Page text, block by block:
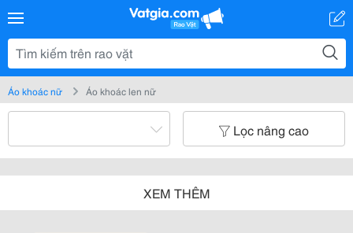
Áo khoác nữ Áo khoác len nữ
Lọc nâng cao
XEM THÊM